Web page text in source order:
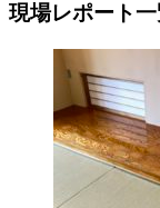
現場レポート